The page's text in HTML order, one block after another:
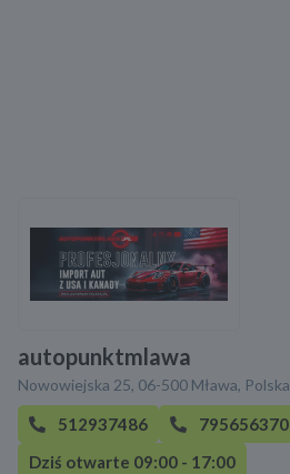
autopunktmlawa
Nowowiejska 25, 06-500 Mława, Polska
512937486
795656370
Dziś otwarte 09:00 - 17:00